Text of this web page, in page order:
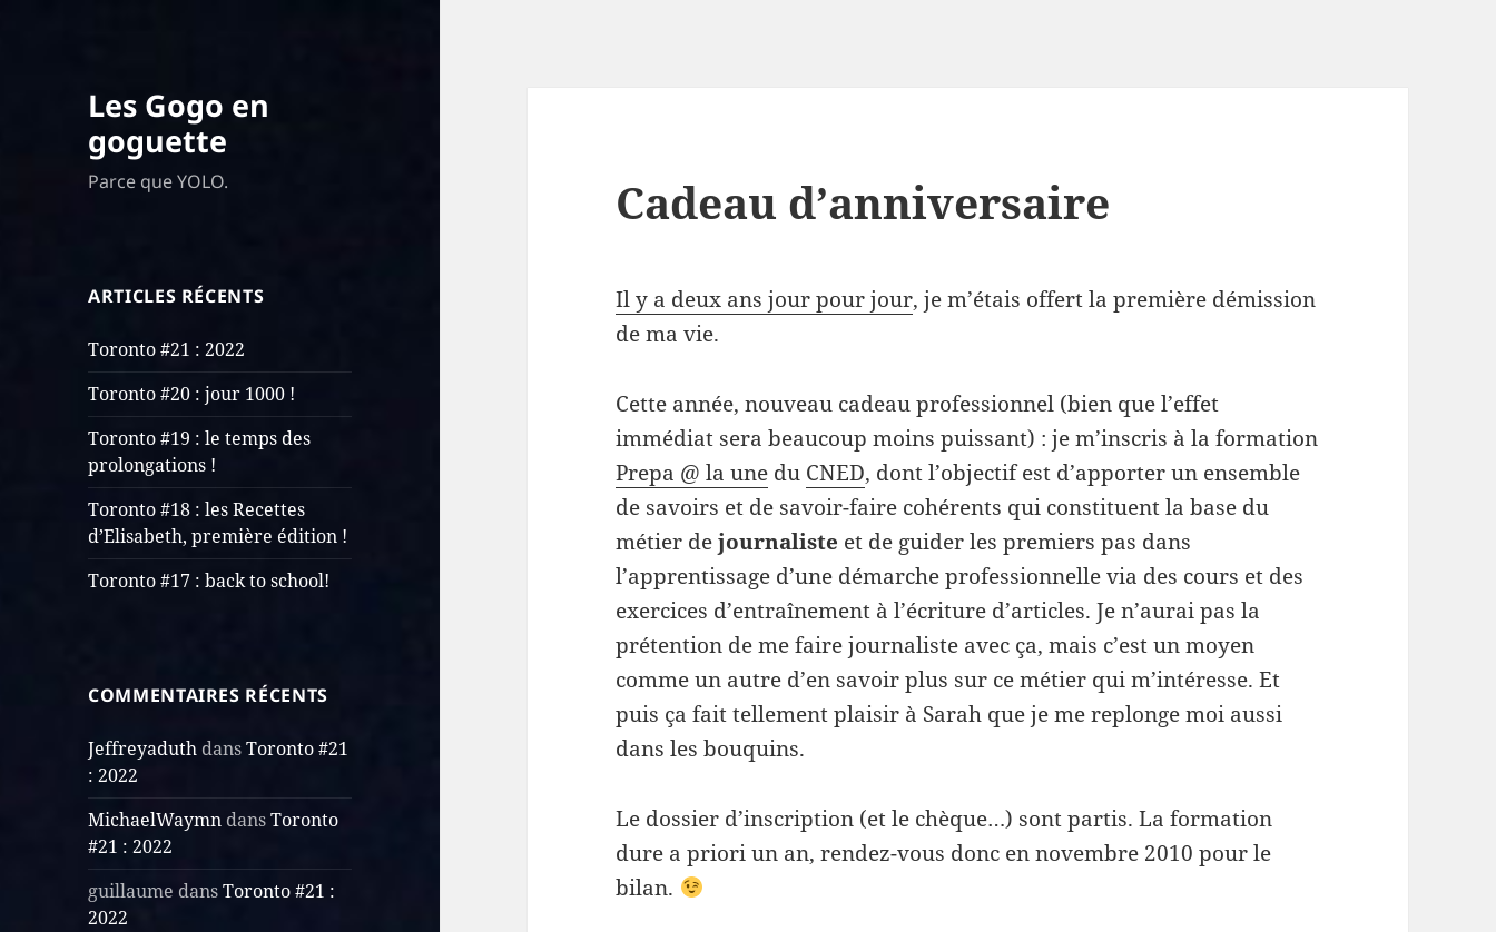
Les Gogo en
goguette
Parce que YOLO.
ARTICLES RÉCENTS
Toronto #21 : 2022
Toronto #20 : jour 1000 !
Toronto #19 : le temps des
prolongations !
Toronto #18 : les Recettes
d’Elisabeth, première édition !
Toronto #17 : back to school!
COMMENTAIRES RÉCENTS
Jeffreyaduth dansToronto #21
: 2022
MichaelWaymn dansToronto
#21 : 2022
guillaume dansToronto #21 :
2022
Cadeau d’anniversaire
Il y a deux ans jour pour jour, je m’étais offert la première démission
de ma vie.
Cette année, nouveau cadeauprofessionnel (bien que l’effet
immédiat sera beaucoup moins puissant) : je m’inscris à la formation
Prepa @ la une du CNED, dont l’objectif est d’apporter un ensemble
de savoirs et de savoir-faire cohérents qui constituent la base du
métier dejournaliste et de guider les premiers pas dans
l’apprentissage d’une démarche professionnelle via des cours et des
exercices d’entraînement à l’écriture d’articles. Je n’aurai pas la
prétention de me faire journaliste avec ça, mais c’est un moyen
comme un autre d’en savoir plus sur ce métier qui m’intéresse. Et
puis ça fait tellement plaisir à Sarah que je me replonge moi aussi
dans les bouquins.
Le dossier d’inscription (et le chèque…) sont partis. La formation
dure a priori un an, rendez-vous donc en novembre 2010 pour le
bilan.